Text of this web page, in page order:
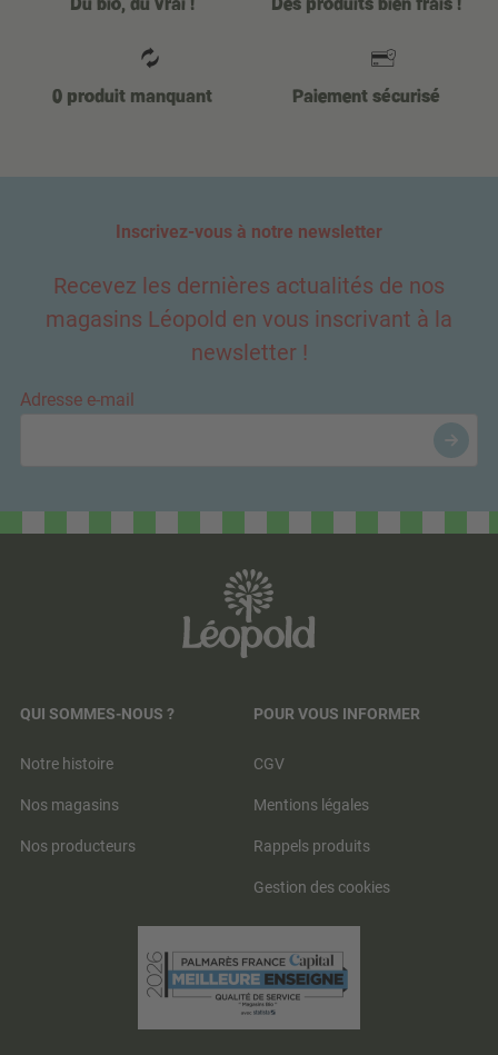
0 produit manquant Paiement sécurisé
Inscrivez-vous à notre newsletter
Recevez les dernières actualités de nos
magasins Léopold en vous inscrivant à la
newsletter !
Adresse e-mail
QUI SOMMES-NOUS ?
Notre histoire
Nos magasins
Nos producteurs
POUR VOUS INFORMER
CGV
Mentions légales
Rappels produits
Gestion des cookies